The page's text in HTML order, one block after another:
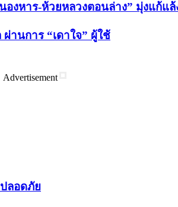
หาร-ห้วยหลวงตอนล่าง” มุ่งแก้แล้
านการ “เดาใจ” ผู้ใช้
Advertisement
ลอดภัย​